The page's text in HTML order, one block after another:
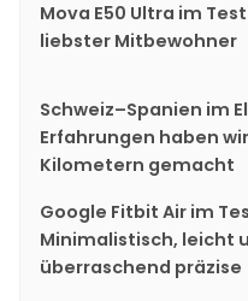
Mova E50 Ultra im
liebster Mitbewohner
Schweiz–Spanien im
Erfahrungen haben
Kilometern gemacht
Google Fitbit Air im
Minimalistisch, leicht
überraschend präzise